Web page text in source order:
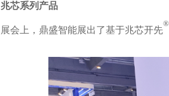
兆芯系列产品
展会上，鼎盛智能展出了基于兆芯开先
®